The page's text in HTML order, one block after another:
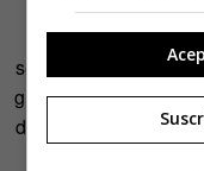
Somos capaces
segundos en dos
guión hasta que
de NMA.tv suelen